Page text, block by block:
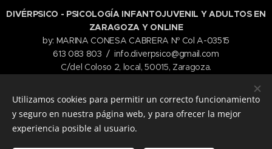
DIVÉRPSICO - PSICOLOGÍA INFANTOJUVENIL Y ADULTOS EN
ZARAGOZA Y ONLINE
by: MARINA CONESA CABRERA Nº Col A-03515
613 083 803 / info.diverpsico@gmail.com
C/del Coloso 2, local, 50015, Zaragoza.
Nº. de Registro de Centros Sanitarios
5025523 / 1679562450
Politica de privacidad
Términos y Condiciones
Utilizamos cookies para permitir un correcto funcionamiento
y seguro en nuestra página web, y para ofrecer la mejor
experiencia posible al usuario.